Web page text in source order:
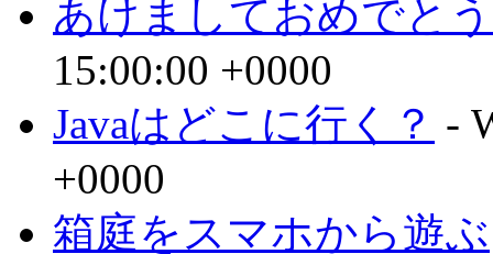
あけましておめでと
15:00:00 +0000
Javaはどこに行く？ -
+0000
箱庭をスマホから遊ぶ